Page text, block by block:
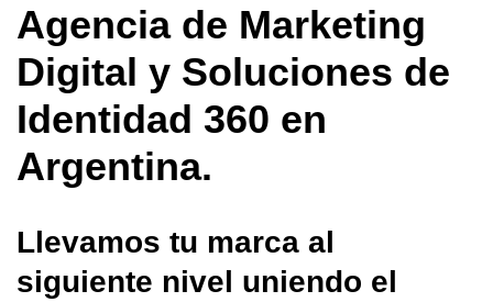
Agencia de Marketing
Digital y Soluciones de
Identidad 360 en
Argentina.
Llevamos tu marca al
siguiente nivel uniendo el